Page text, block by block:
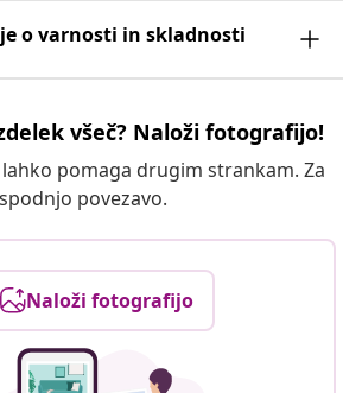
o varnosti in skladnosti
všeč? Naloži fotografijo!
pomaga drugim strankam. Za
povezavo.
Naloži fotografijo